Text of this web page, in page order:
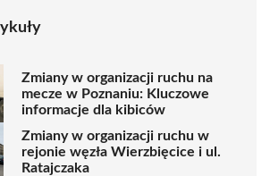
Zmiany w organizacji ruchu na
mecze w Poznaniu: Kluczowe
informacje dla kibiców
Zmiany w organizacji ruchu w
rejonie węzła Wierzbięcice i ul.
Ratajczaka